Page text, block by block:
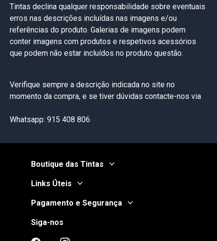
Tintas declina qualquer responsabilidade sobre eventuais
erros nas descrições incluídas nas imagens e/ou
referências do produto. Galerias de imagens podem
conter imagens com produtos e respetivos acessórios
que podem não estar incluídos no produto questão.
Verifique sempre a descrição indicada no site no
momento da compra, e se tiver dúvidas contacte-nos via
Whatsapp: 915 408 806
Boutique das Tintas
Links Úteis
Pagamento e Segurança
Siga-nos